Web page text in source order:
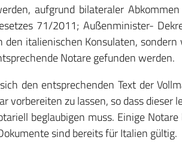
aufgrund bilateraler
71/2011; Außenminister-
den italienischen Konsulaten,
Notare gefunden werden.
den entsprechenden Text der
vorbereiten zu lassen, so dass dieser
beglaubigen muss. Einige
sind bereits für Italien gültig.